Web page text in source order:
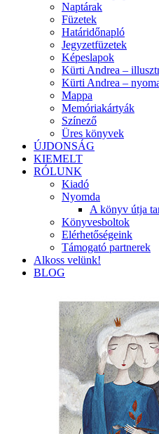
Naptárak
Füzetek
Határidőnapló
Jegyzetfüzetek
Képeslapok
Kürti Andrea –
Kürti Andrea –
Mappa
Memóriakártyák
Színező
Üres könyvek
ÚJDONSÁG
KIEMELT
RÓLUNK
Kiadó
Nyomda
A könyv útja
Könyvesboltok
Elérhetőségeink
Támogató partnerek
Alkoss velünk!
BLOG